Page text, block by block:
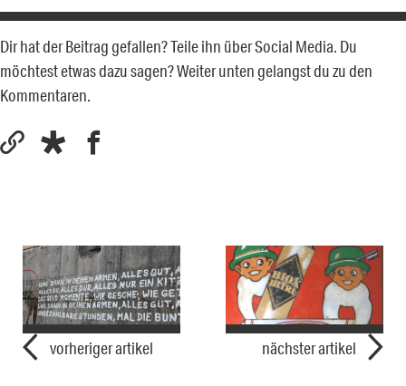
Dir hat der Beitrag gefallen? Teile ihn über Social Media. Du
möchtest etwas dazu sagen? Weiter unten gelangst du zu den
Kommentaren.
vorheriger artikel nächster artikel